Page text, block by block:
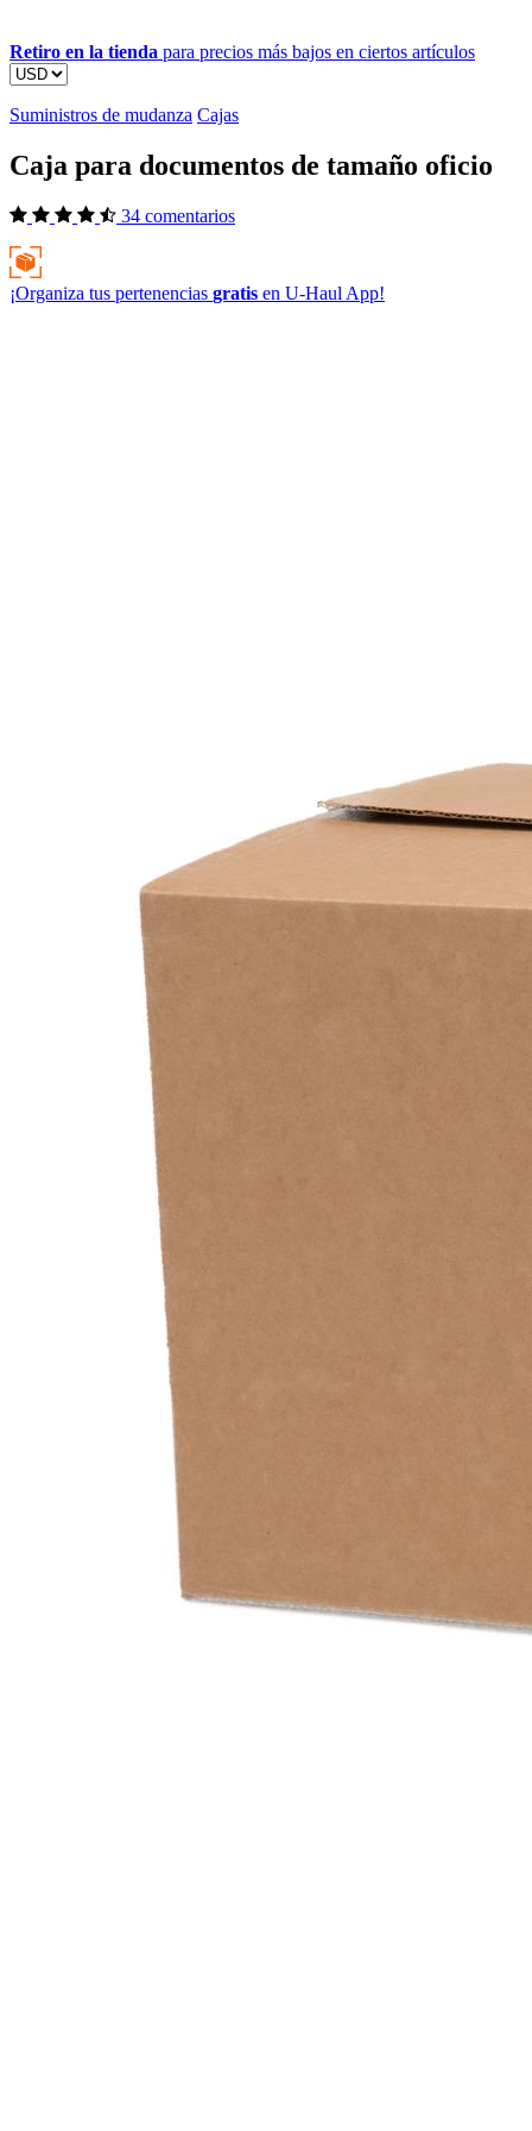
Retiro en la tienda para precios más bajos en ciertos artículos
Suministros de mudanza Cajas
Caja para documentos de tamaño oficio
34 comentarios
¡Organiza tus pertenencias gratis en U-Haul App!